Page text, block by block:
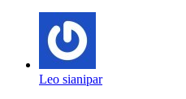
Leo sianipar